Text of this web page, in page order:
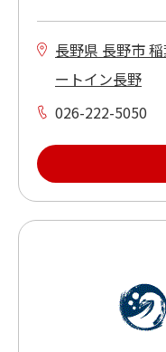
長野県 長野市
ートイン長野
026-222-5050